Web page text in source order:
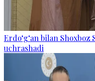
Erdo‘g‘an bilan
uchrashadi